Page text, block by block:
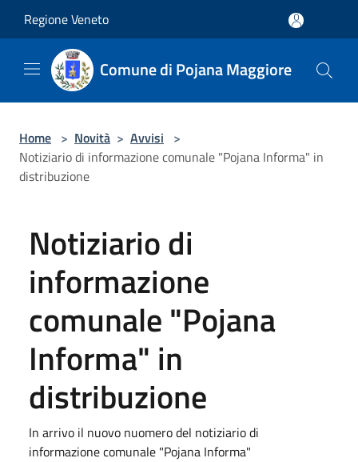
Regione Veneto
Comune di Pojana Maggiore
Home > Novità > Avvisi >
Notiziario di informazione comunale "Pojana Informa" in
distribuzione
Notiziario di
informazione
comunale "Pojana
Informa" in
distribuzione
In arrivo il nuovo nuomero del notiziario di
informazione comunale "Pojana Informa"